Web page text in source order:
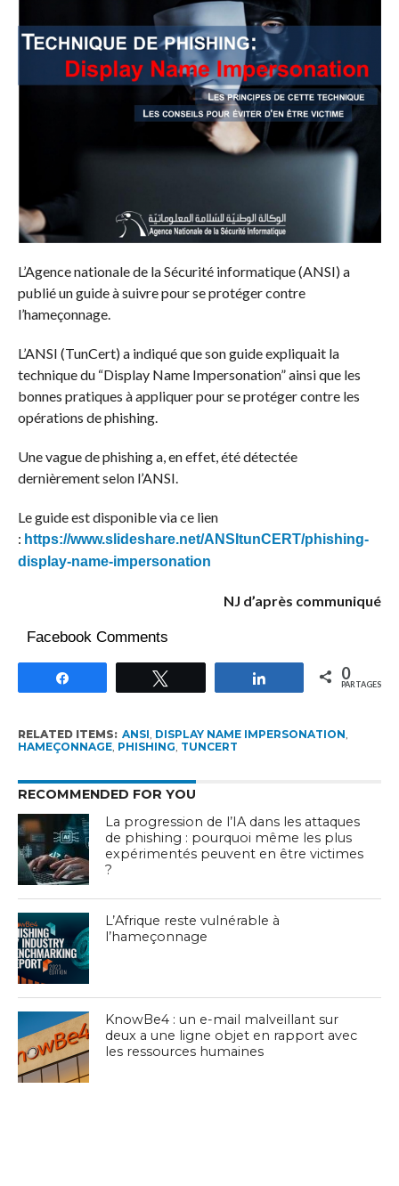
L’Agence nationale de la Sécurité informatique (ANSI) a
publié un guide à suivre pour se protéger contre
l’hameçonnage.
L’ANSI (TunCert) a indiqué que son guide expliquait la
technique du “Display Name Impersonation” ainsi que les
bonnes pratiques à appliquer pour se protéger contre les
opérations de phishing.
Une vague de phishing a, en effet, été détectée
dernièrement selon l’ANSI.
Le guide est disponible via ce lien
: https://www.slideshare.net/ANSItunCERT/phishing-
display-name-impersonation
NJ d’après communiqué
Facebook Comments
Partagez 0
PARTAGES
RELATED ITEMS: ANSI DISPLAY NAME IMPERSONATION
HAMEÇONNAGE, PHISHING TUNCERT
RECOMMENDED FOR YOU
La progression de l’IA dans les attaques
de phishing : pourquoi même les plus
expérimentés peuvent en être victimes
?
L’Afrique reste vulnérable à
l’hameçonnage
KnowBe4 : un e-mail malveillant sur
deux a une ligne objet en rapport avec
les ressources humaines